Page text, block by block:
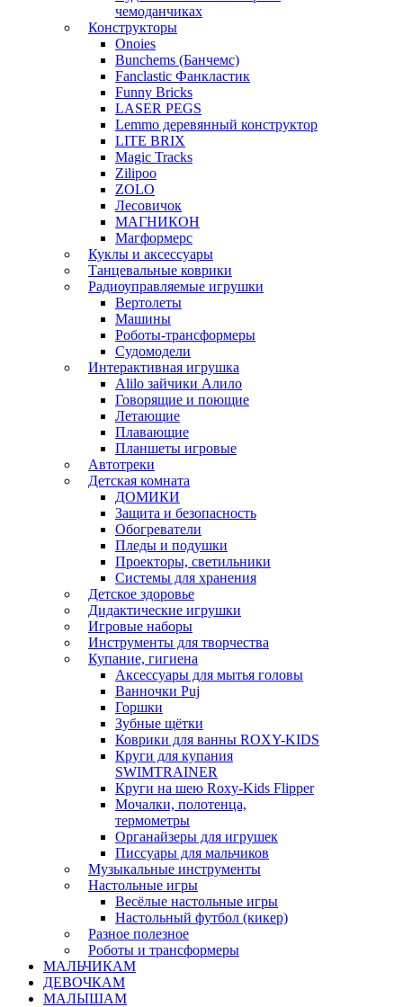
чемоданчиках
Конструкторы
Onoies
Bunchems (Банчемс)
Fanclastic Фанкластик
Funny Bricks
LASER PEGS
Lemmo деревянный конструктор
LITE BRIX
Magic Tracks
Zilipoo
ZOLO
Лесовичок
МАГНИКОН
Магформерс
Куклы и аксессуары
Танцевальные коврики
Радиоуправляемые игрушки
Вертолеты
Машины
Роботы-трансформеры
Судомодели
Интерактивная игрушка
Alilo зайчики Алило
Говорящие и поющие
Летающие
Плавающие
Планшеты игровые
Автотреки
Детская комната
ДОМИКИ
Защита и безопасность
Обогреватели
Пледы и подушки
Проекторы, светильники
Системы для хранения
Детское здоровье
Дидактические игрушки
Игровые наборы
Инструменты для творчества
Купание, гигиена
Аксессуары для мытья головы
Ванночки Puj
Горшки
Зубные щётки
Коврики для ванны ROXY-KIDS
Круги для купания
SWIMTRAINER
Круги на шею Roxy-Kids Flipper
Мочалки, полотенца,
термометры
Органайзеры для игрушек
Писсуары для мальчиков
Музыкальные инструменты
Настольные игры
Весёлые настольные игры
Настольный футбол (кикер)
Разное полезное
Роботы и трансформеры
МАЛЬЧИКАМ
ДЕВОЧКАМ
МАЛЫШАМ